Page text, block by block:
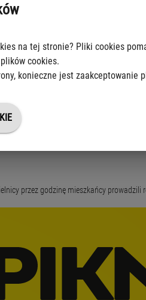
zdania egzaminu teoretycznego i
przez godzinę mieszkańcy prowadzili
na tej stronie? Pliki cookies
cookies.
konieczne jest zaakceptowanie